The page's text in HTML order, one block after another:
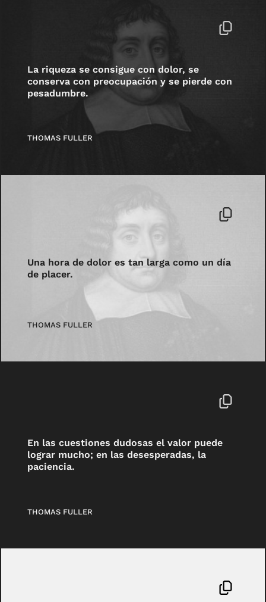
La riqueza se consigue con dolor, se
conserva con preocupación y se pierde con
pesadumbre.
THOMAS FULLER
Una hora de dolor es tan larga como un día
de placer.
THOMAS FULLER
En las cuestiones dudosas el valor puede
lograr mucho; en las desesperadas, la
paciencia.
THOMAS FULLER